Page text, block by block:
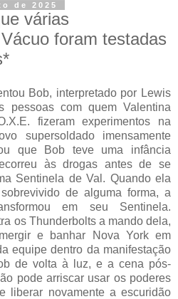
de 2025
várias
foram testadas
Bob, interpretado por Lewis
pessoas com quem Valentina
fizeram experimentos na
supersoldado imensamente
que Bob teve uma infância
às drogas antes de se
Sentinela de Val. Quando ela
de alguma forma, a
em seu Sentinela.
os Thunderbolts a mando dela,
e banhar Nova York em
equipe dentro da manifestação
de volta à luz, e a cena pós-
pode arriscar usar os poderes
liberar novamente a escuridão